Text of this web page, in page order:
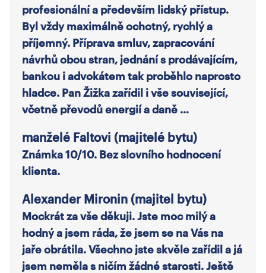
profesionální a především lidský přístup.
Byl vždy maximálně ochotný, rychlý a
příjemný. Příprava smluv, zapracování
návrhů obou stran, jednání s prodávajícím,
bankou i advokátem tak proběhlo naprosto
hladce. Pan Žižka zařídil i vše související,
včetně převodů energií a daně …
manželé Faltovi (majitelé bytu)
Známka 10/10. Bez slovního hodnocení
klienta.
Alexander Mironin (majitel bytu)
Mockrát za vše děkuji. Jste moc milý a
hodný a jsem ráda, že jsem se na Vás na
jaře obrátila. Všechno jste skvěle zařídil a já
jsem neměla s ničím žádné starosti. Ještě